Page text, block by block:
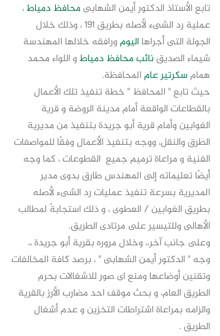
تابع الأستاذ الدكتور أيمن الشهابى محافظ دمياط،
عملية رد الشىء لأصله بطريق ١٩١ ، وذلك خلال
الجولة التى أجراها اليوم ورافقه خلالها المهندسة
شيماء الصديق نائب محافظ دمياطو اللواء محمد
همام سكرتير عام المحافظة.
حيث تابع " المحافظ " خطة تنفيذ تلك الأعمال
بالقطاعات الواقعة أمام مدينة الروضة و قرية
الغوابين وأمام قرية أبو جريدة بتنفيذ من مديرية
الطرق والنقل، ووجه بتنفيذ الأعمال وفقًا للمواصفات
الفنية و مراعاة ترميم جميع القطوعات ، كما وجه
أيضًا تعليماته إلى المهندس طارق بدوى مدير
المديرية بسرعة تنفيذ عمليات رد الشىء لأصله
بطريق الغوابين / العطوى ، و ذلك استجابةً لمطالب
الأهالى وللتيسير على مرتادى الطريق.
وعلى جانب آخر،، وخلال مروره بقرية أبو جريدة ،،
وجه " الدكتور أيمن الشهابى " ، برصد كافة المخالفات
وتقنين أوضاعها ومنع اى صور للاشغالات بحرم
الطريق العام، و بحث موقف احد مضارب الأرز بالقرية
والزامه بمراعاة اشتراطات التخزين و عدم أشغال
الطريق .